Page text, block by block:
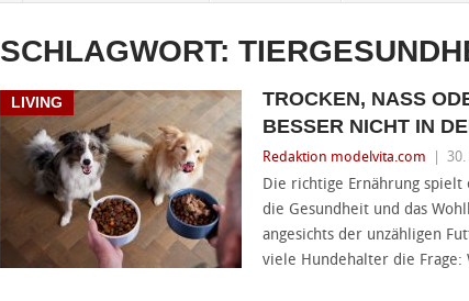
SCHLAGWORT:
LIVING
TROCKEN, NASS
BESSER NICHT IN
Redaktion modelvita.com 30.
Die richtige Ernährung
die Gesundheit und das
angesichts der unzähligen
viele Hundehalter die Frage: